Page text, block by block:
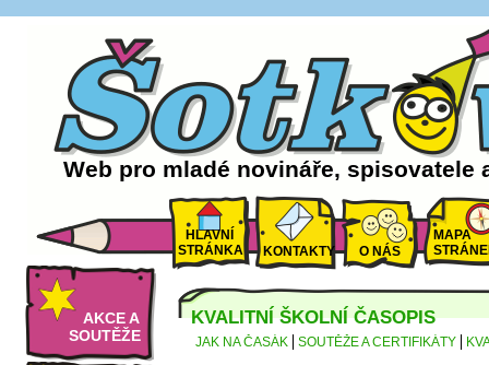
Web pro mladé novináře, spisovatele
HLAVNÍ
STRÁNKA
KONTAKTY O NÁS
MAPA
AKCE A
SOUTĚŽE
KVALITNÍ ŠKOLNÍ ČASOPIS
JAK NA ČASÁK SOUTĚŽE A CERTIFIKÁTY